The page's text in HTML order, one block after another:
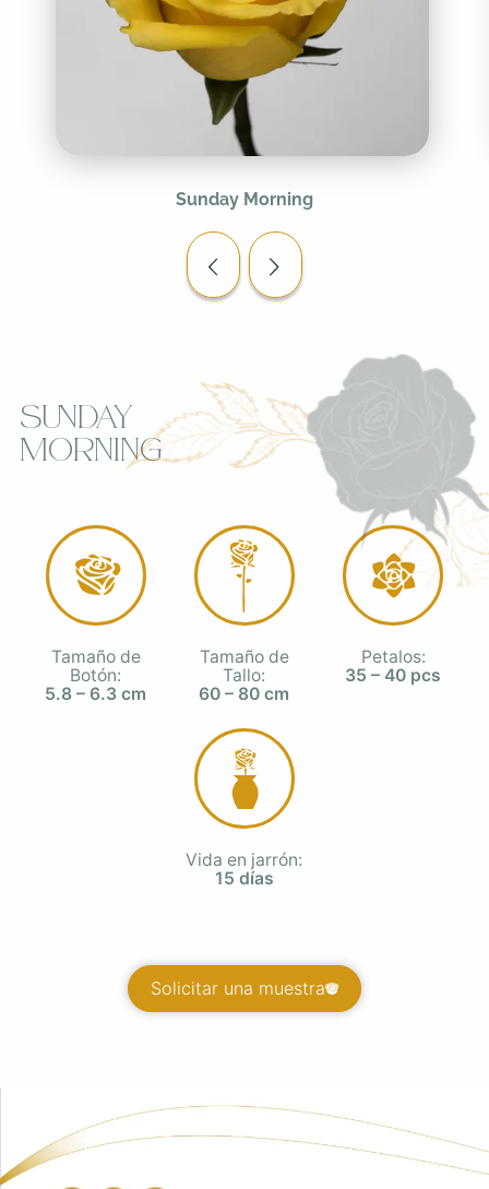
Sunday Morning
Sunday
Morning
Tamaño de
Botón:
5.8 – 6.3 cm
Tamaño de
Tallo:
60 – 80 cm
Petalos:
35 – 40 pcs
Vida en jarrón:
15 días
Solicitar una muestra